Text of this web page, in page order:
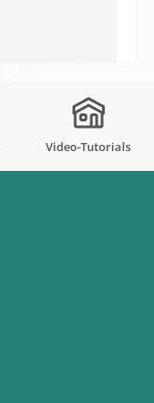
Video-Tutorials